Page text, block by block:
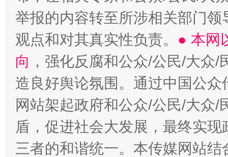
举报的内容转至所涉相关部门
观点和对其真实性负责。 ● 本网
向 ，强化反腐和公众/公民/大众
造良好舆论氛围。通过中国公
网站架起政府和公众/公民/大众
盾，促进社会大发展，最终实
三者的和谐统一。本传媒网站